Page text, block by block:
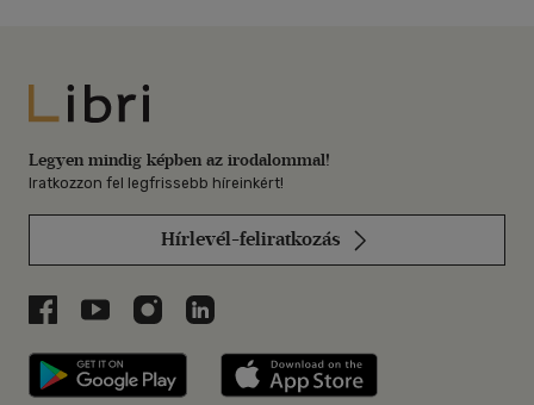
Libri
Legyen mindig képben az irodalommal!
Iratkozzon fel legfrissebb híreinkért!
Hírlevél-feliratkozás
Libri a Facebookon
Libri a Youtube-on
Libri az Instagramon
Libri a LinkedInen
Libri applikáció Szerezd meg: Google